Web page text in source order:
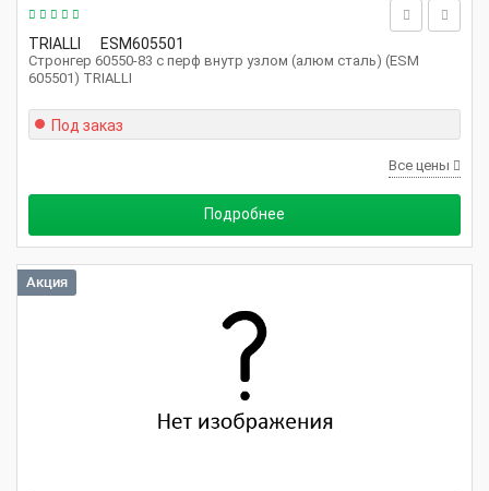
TRIALLI ESM605501
Стронгер 60550-83 с перф внутр узлом (алюм сталь) (ESM
605501) TRIALLI
Под заказ
Все цены
Подробнее
Акция